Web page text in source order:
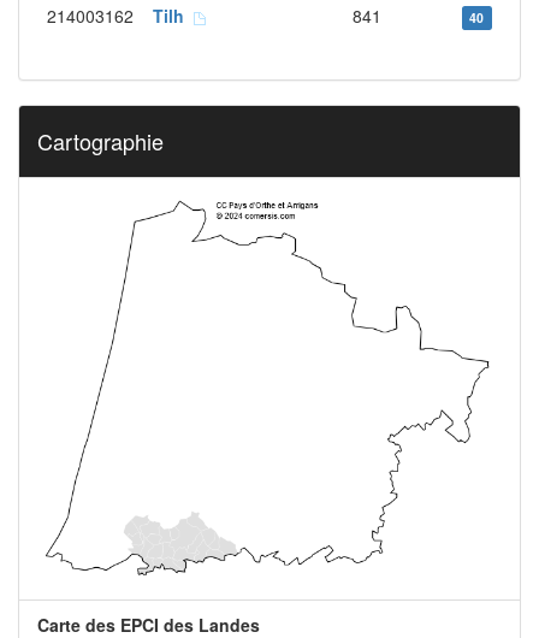
214003162 Tilh 841 40
Cartographie
Carte des EPCI des Landes